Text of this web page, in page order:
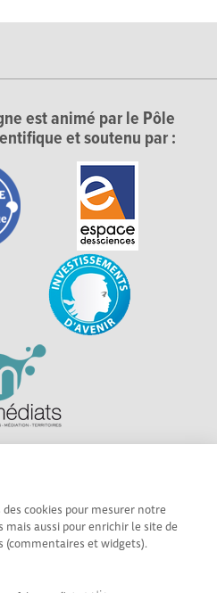
cookies pour mesurer notre
aussi pour enrichir le site de
et widgets).
est animé par le Pôle
et soutenu par :
contact : Echosciences
amateurs et passionnés de
Bretagne.
Attribution - Pas d'Utilisation